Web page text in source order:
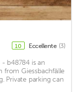
10 Eccellente (3)
b48784 is an
from Giessbachfälle
Private parking can